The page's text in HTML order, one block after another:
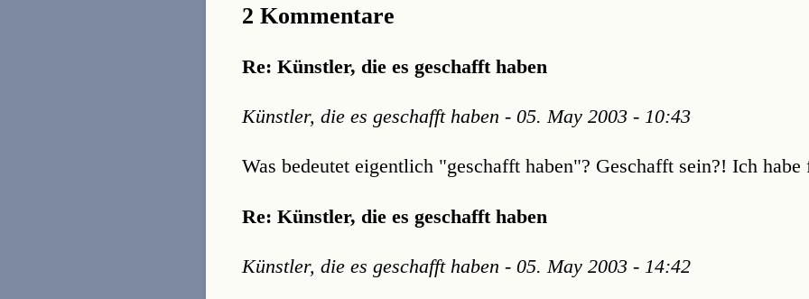
2 Kommentare
Re: Künstler, die es geschafft haben
Künstler, die es geschafft haben - 05. May 2003 - 10:43
Was bedeutet eigentlich "geschafft haben"? Geschafft sein?! Ich habe
Re: Künstler, die es geschafft haben
Künstler, die es geschafft haben - 05. May 2003 - 14:42